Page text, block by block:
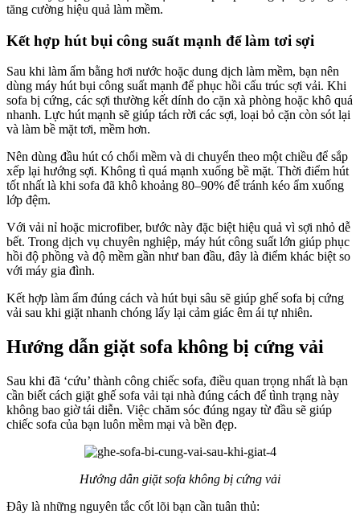
tăng cường hiệu quả làm mềm.
Kết hợp hút bụi công suất mạnh để làm tơi sợi
Sau khi làm ẩm bằng hơi nước hoặc dung dịch làm mềm, bạn nên
dùng máy hút bụi công suất mạnh để phục hồi cấu trúc sợi vải. Khi
sofa bị cứng, các sợi thường kết dính do cặn xà phòng hoặc khô quá
nhanh. Lực hút mạnh sẽ giúp tách rời các sợi, loại bỏ cặn còn sót lại
và làm bề mặt tơi, mềm hơn.
Nên dùng đầu hút có chổi mềm và di chuyển theo một chiều để sắp
xếp lại hướng sợi. Không tì quá mạnh xuống bề mặt. Thời điểm hút
tốt nhất là khi sofa đã khô khoảng 80–90% để tránh kéo ẩm xuống
lớp đệm.
Với vải nỉ hoặc microfiber, bước này đặc biệt hiệu quả vì sợi nhỏ dễ
bết. Trong dịch vụ chuyên nghiệp, máy hút công suất lớn giúp phục
hồi độ phồng và độ mềm gần như ban đầu, đây là điểm khác biệt so
với máy gia đình.
Kết hợp làm ẩm đúng cách và hút bụi sâu sẽ giúp ghế sofa bị cứng
vải sau khi giặt nhanh chóng lấy lại cảm giác êm ái tự nhiên.
Hướng dẫn giặt sofa không bị cứng vải
Sau khi đã ‘cứu’ thành công chiếc sofa, điều quan trọng nhất là bạn
cần biết cách giặt ghế sofa vải tại nhà đúng cách để tình trạng này
không bao giờ tái diễn. Việc chăm sóc đúng ngay từ đầu sẽ giúp
chiếc sofa của bạn luôn mềm mại và bền đẹp.
Hướng dẫn giặt sofa không bị cứng vải
Đây là những nguyên tắc cốt lõi bạn cần tuân thủ: